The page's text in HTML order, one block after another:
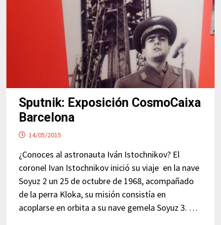
Sputnik: Exposición CosmoCaixa
Barcelona
14/05/2015
¿Conoces al astronauta Iván Istochnikov? El
coronel Ivan Istochnikov inició su viaje en la nave
Soyuz 2 un 25 de octubre de 1968, acompañado
de la perra Kloka, su misión consistía en
acoplarse en orbita a su nave gemela Soyuz 3. …